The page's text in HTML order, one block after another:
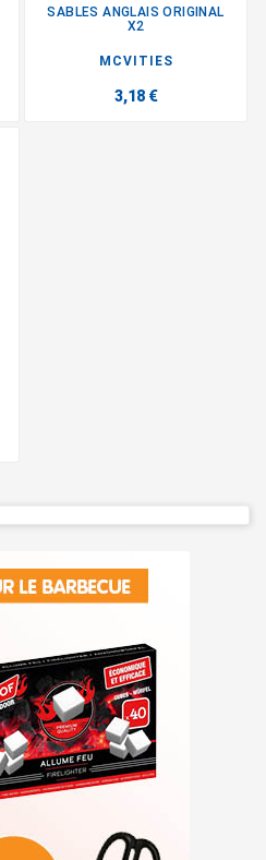
SABLES ANGLAIS ORIGINAL
X2
MCVITIES
3,18 €